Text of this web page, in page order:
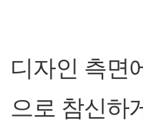
디자인 측면
으로 참신하